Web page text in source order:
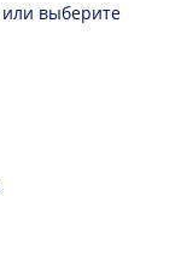
или выберите